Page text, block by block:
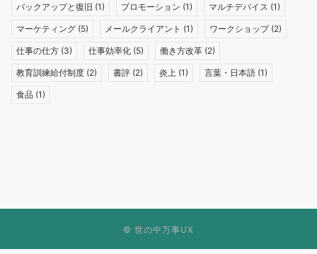
バックアップと復旧 (1) プロモーション (1) マルチデバイス (1)
マーケティング (5) メールクライアント (1) ワークショップ(2)
仕事の仕方 (3) 仕事効率化 (5) 働き方改革 (2)
教育訓練給付制度 (2) 書評 (2) 炎上 (1) 言葉・日本語 (1)
食品 (1)
© 世の中万事UX